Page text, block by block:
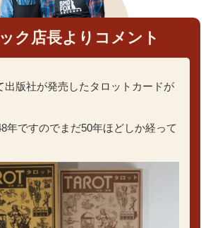
ク店長よりコメント
出版社が発売したタロットカードが
年ですのでまだ50年ほどしか経って